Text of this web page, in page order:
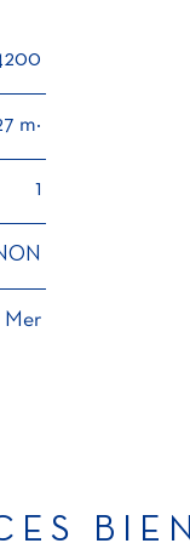
m²
1
Mer